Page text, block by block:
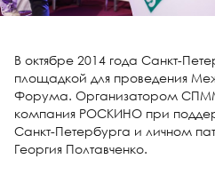
В октябре 2014 года Санкт-
площадкой для проведения
Форума. Организатором
компания РОСКИНО при
Санкт-Петербурга и личном
Георгия Полтавченко.